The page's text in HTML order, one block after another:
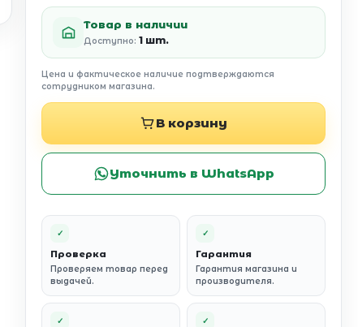
Товар в наличии
Доступно: 1 шт.
Цена и фактическое наличие подтверждаются
сотрудником магазина.
В корзину
Уточнить в WhatsApp
✓
Проверка
Проверяем товар перед
выдачей.
✓
Гарантия
Гарантия магазина и
производителя.
✓ ✓